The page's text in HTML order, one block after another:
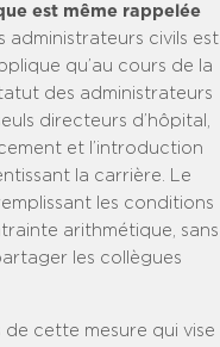
est même rappelée
administrateurs civils est
qu’au cours de la
des administrateurs
directeurs d’hôpital,
et l’introduction
la carrière. Le
les conditions
arithmétique, sans
les collègues
de cette mesure qui vise